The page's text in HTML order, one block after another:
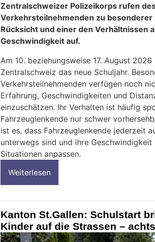
Zentralschweizer Polizeikorps rufen
Verkehrsteilnehmenden zu
Rücksicht und einer den Verhältnissen
Geschwindigkeit auf.
Am 10. beziehungsweise 17. August
Zentralschweiz das neue Schuljahr.
Verkehrsteilnehmenden verfügen noch
Erfahrung, Geschwindigkeiten und
einzuschätzen. Ihr Verhalten ist häufig
Fahrzeuglenkende nur schwer
ist es, dass Fahrzeuglenkende jederzeit
unterwegs sind und ihre Geschwindigkeit
Situationen anpassen.
Weiterlesen
Kanton St.Gallen: Schulstart
Kinder auf die Strassen –